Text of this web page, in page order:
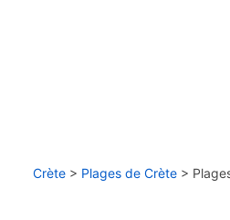
Crète > Plages de Crète >